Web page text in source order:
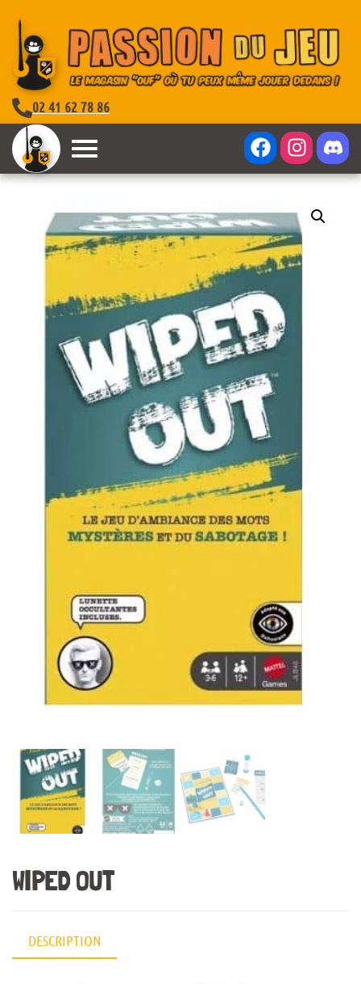
02 41 62 78 86
WIPED OUT
DESCRIPTION